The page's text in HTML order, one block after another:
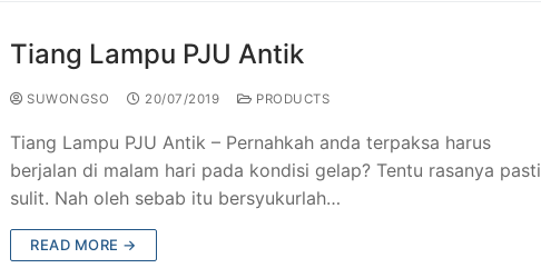
Tiang Lampu PJU Antik
SUWONGSO 20/07/2019 PRODUCTS
Tiang Lampu PJU Antik – Pernahkah anda terpaksa harus
berjalan di malam hari pada kondisi gelap? Tentu rasanya pasti
sulit. Nah oleh sebab itu bersyukurlah…
READ MORE →